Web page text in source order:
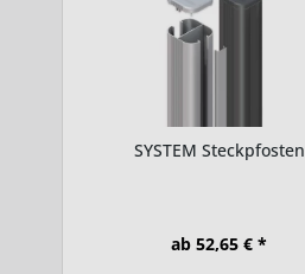
SYSTEM Steckpfosten
ab 52,65 € *